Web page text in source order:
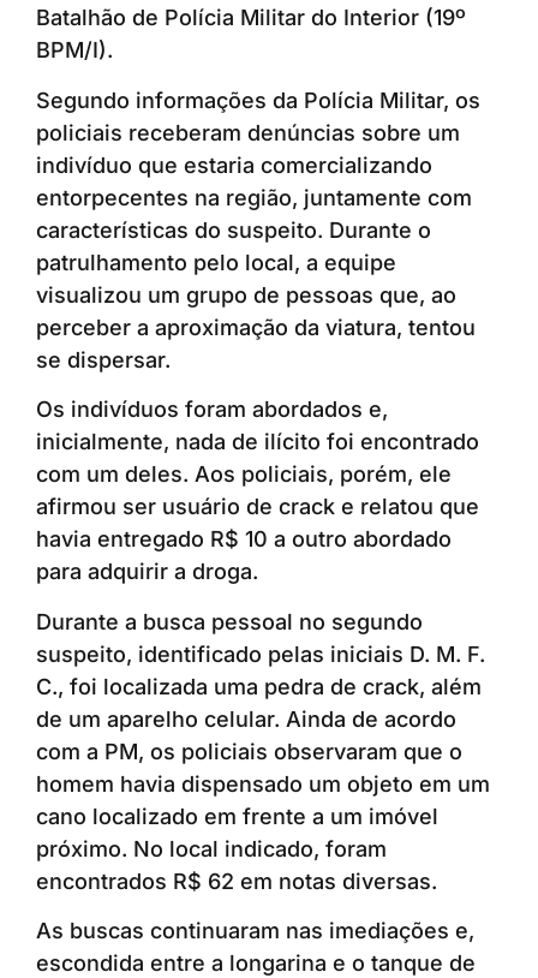
Batalhão de Polícia Militar do Interior (19º
BPM/I).
Segundo informações da Polícia Militar, os
policiais receberam denúncias sobre um
indivíduo que estaria comercializando
entorpecentes na região, juntamente com
características do suspeito. Durante o
patrulhamento pelo local, a equipe
visualizou um grupo de pessoas que, ao
perceber a aproximação da viatura, tentou
se dispersar.
Os indivíduos foram abordados e,
inicialmente, nada de ilícito foi encontrado
com um deles. Aos policiais, porém, ele
afirmou ser usuário de crack e relatou que
havia entregado R$ 10 a outro abordado
para adquirir a droga.
Durante a busca pessoal no segundo
suspeito, identificado pelas iniciais D. M. F.
C., foi localizada uma pedra de crack, além
de um aparelho celular. Ainda de acordo
com a PM, os policiais observaram que o
homem havia dispensado um objeto em um
cano localizado em frente a um imóvel
próximo. No local indicado, foram
encontrados R$ 62 em notas diversas.
As buscas continuaram nas imediações e,
escondida entre a longarina e o tanque de